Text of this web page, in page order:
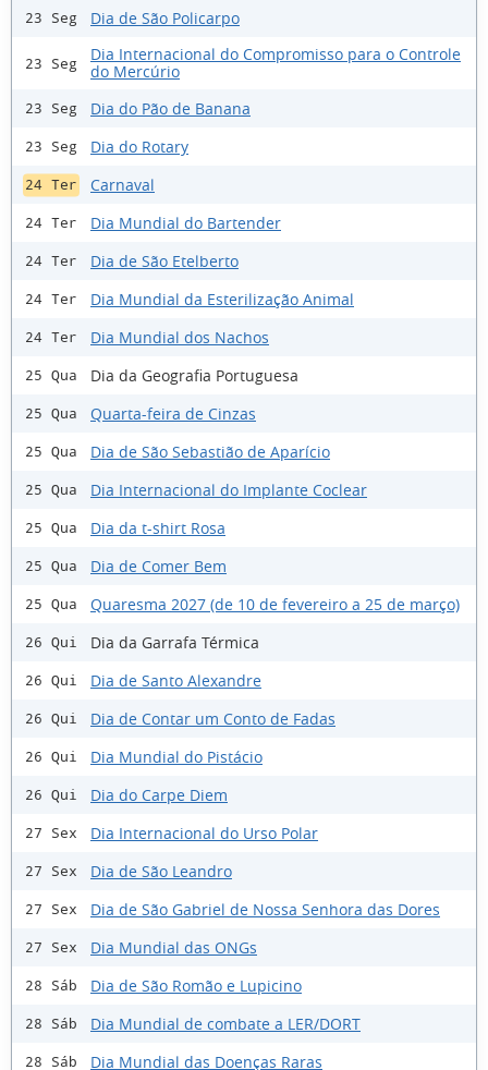
23 Seg Dia de São Policarpo
23 Seg
Dia Internacional do Compromisso para o Controle
do Mercúrio
23 Seg Dia do Pão de Banana
23 Seg Dia do Rotary
24 Ter Carnaval
24 Ter Dia Mundial do Bartender
24 Ter Dia de São Etelberto
24 Ter Dia Mundial da Esterilização Animal
24 Ter Dia Mundial dos Nachos
25 Qua Dia da Geografia Portuguesa
25 Qua Quarta-feira de Cinzas
25 Qua Dia de São Sebastião de Aparício
25 Qua Dia Internacional do Implante Coclear
25 Qua Dia da t-shirt Rosa
25 Qua Dia de Comer Bem
25 Qua Quaresma 2027 (de 10 de fevereiro a 25 de março)
26 Qui Dia da Garrafa Térmica
26 Qui Dia de Santo Alexandre
26 Qui Dia de Contar um Conto de Fadas
26 Qui Dia Mundial do Pistácio
26 Qui Dia do Carpe Diem
27 Sex Dia Internacional do Urso Polar
27 Sex Dia de São Leandro
27 Sex Dia de São Gabriel de Nossa Senhora das Dores
27 Sex Dia Mundial das ONGs
28 Sáb Dia de São Romão e Lupicino
28 Sáb Dia Mundial de combate a LER/DORT
28 Sáb Dia Mundial das Doenças Raras